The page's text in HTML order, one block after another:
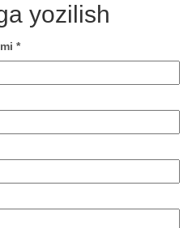
yozilish
*